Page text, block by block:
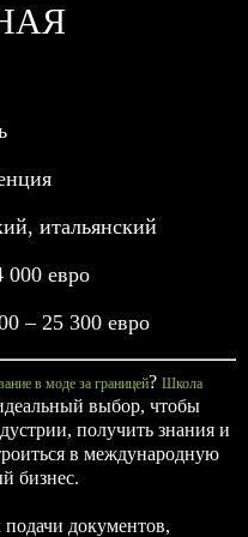
итальянский
000 евро
– 25 300 евро
в моде за границей? Школа
выбор, чтобы
получить знания и
в международную
бизнес.
подачи документов,